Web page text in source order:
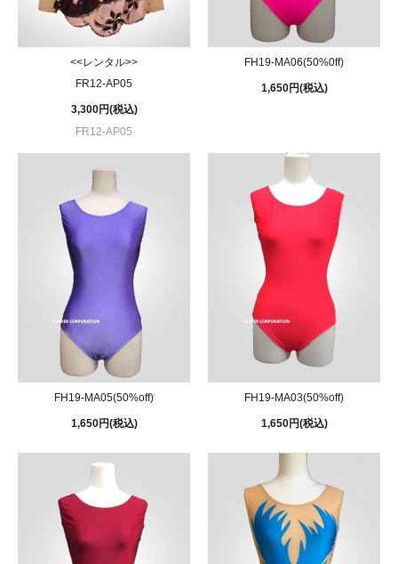
<<レンタル>>
FR12-AP05
3,300円(税込)
FR12-AP05
FH19-MA06(50%0ff)
1,650円(税込)
FH19-MA05(50%off)
1,650円(税込)
FH19-MA03(50%off)
1,650円(税込)